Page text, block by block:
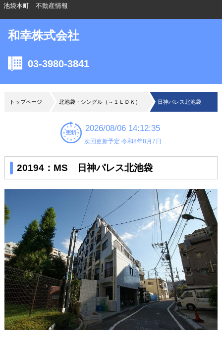
池袋本町 不動産情報
和幸株式会社
03-3980-3841
トップページ 北池袋・シングル（～１ＬＤＫ） 日神パレス北池袋
2026/08/06 14:12:35
次回更新予定 令和8年8月7日
20194：MS 日神パレス北池袋